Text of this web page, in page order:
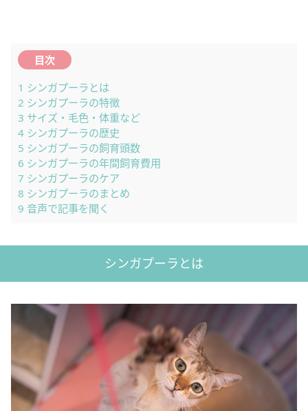
目次
1 シンガプーラとは
2 シンガプーラの特徴
3 サイズ・毛色・体重など
4 シンガプーラの歴史
5 シンガプーラの飼育頭数
6 シンガプーラの年間飼育費用
7 シンガプーラのケア
8 シンガプーラのまとめ
9 音声で記事を聞く
シンガプーラとは